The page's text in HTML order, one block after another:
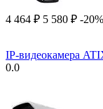
4 464 ₽ 5 580 ₽ -20%
IP-видеокамера
0.0